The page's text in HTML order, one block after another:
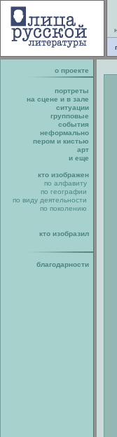
о проекте
портреты
на сцене и в зале
ситуации
групповые
события
неформально
пером и кистью
арт
и еще
кто изображен
по алфавиту
по географии
по виду деятельности
по поколению
кто изобразил
благодарности